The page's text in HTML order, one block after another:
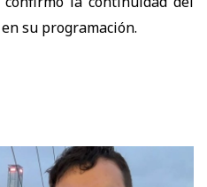
su programación.